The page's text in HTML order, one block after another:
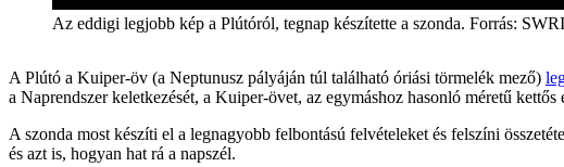
Az eddigi legjobb kép a Plútóról, tegnap készítette a szonda. Forrás:
A Plútó a Kuiper-öv (a Neptunusz pályáján túl található óriási törmelék mező)
a Naprendszer keletkezését, a Kuiper-övet, az egymáshoz hasonló méretű
A szonda most készíti el a legnagyobb felbontású felvételeket és felszíni
és azt is, hogyan hat rá a napszél.